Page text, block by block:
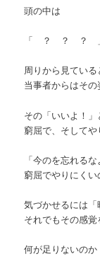
頭の中は
「 ？ ？ ？
周りから見てい
当事者からはそ
その「いいよ！
窮屈で、そしてや
「今のを忘れる
窮屈でやりにくい
気づかせるには
それでもその感覚
何が足りないのか